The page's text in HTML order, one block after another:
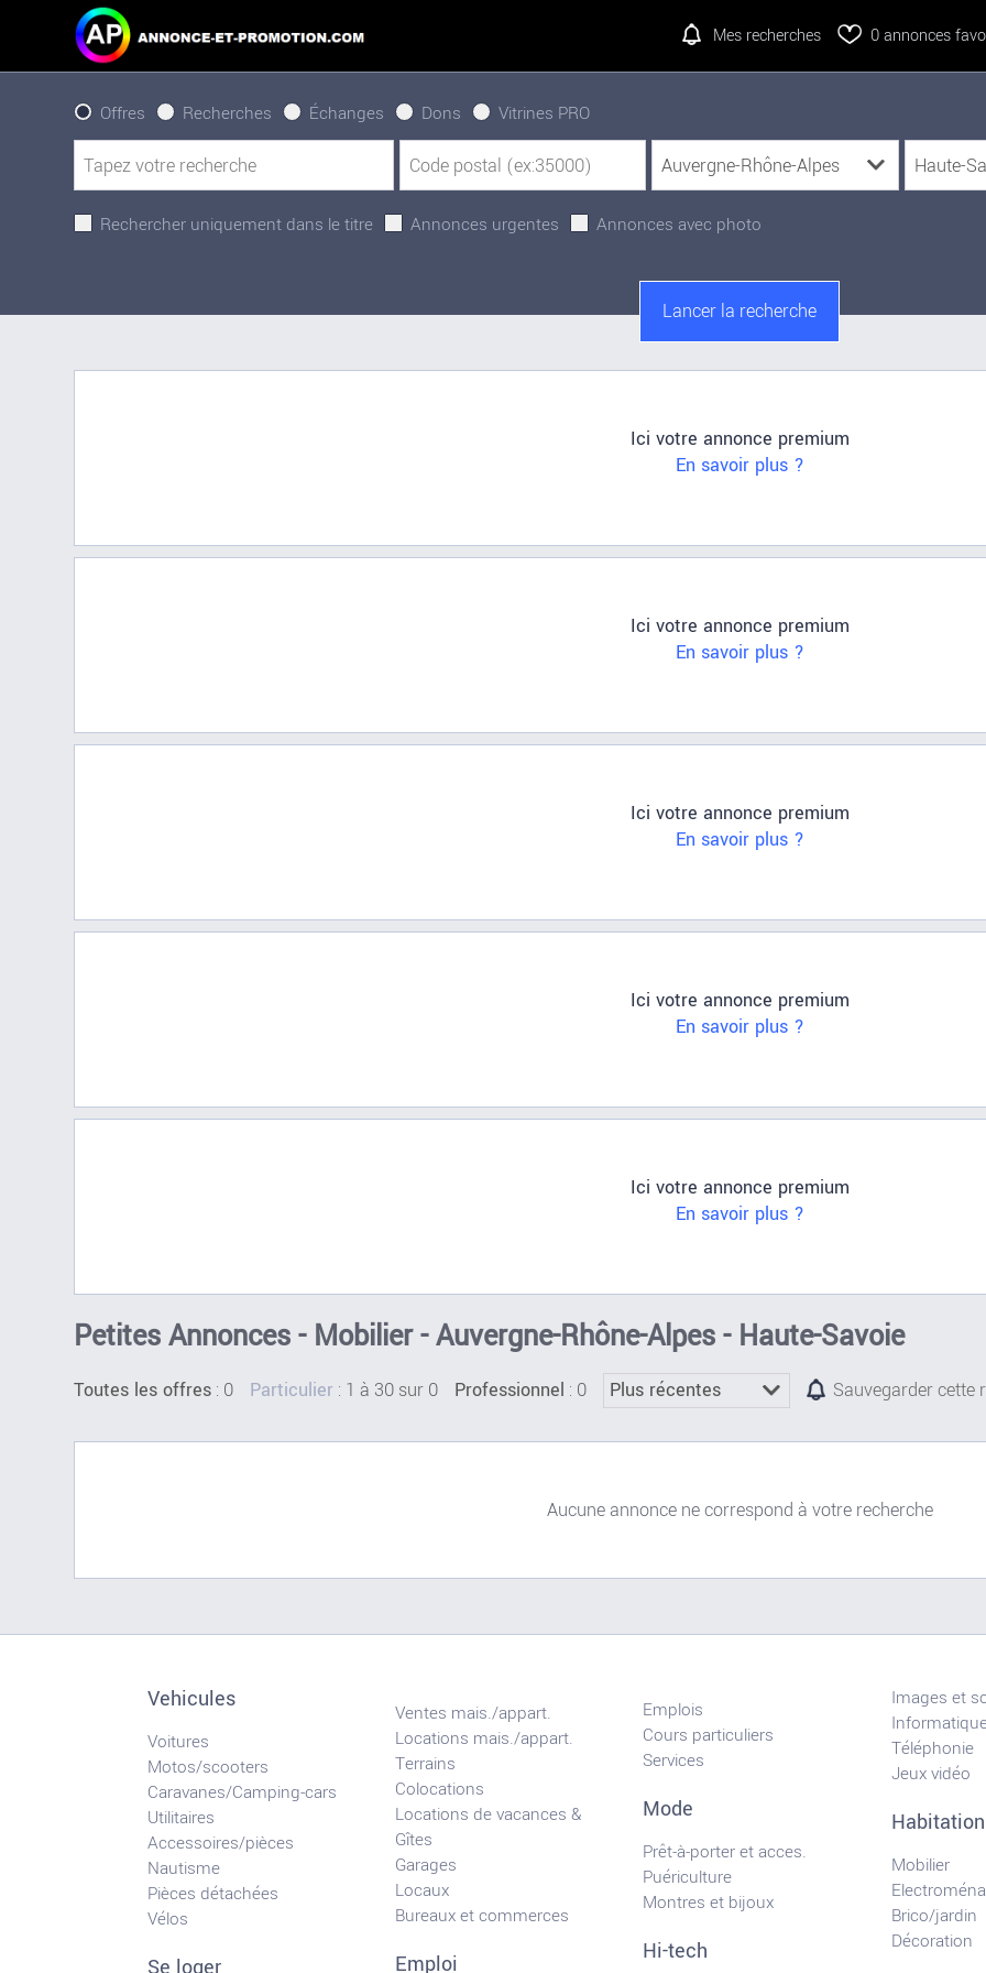
Mes recherches 0annonces
Offres Recherches Échanges Dons Vitrines PRO
Rechercher uniquement dans le titre Annonces urgentes Annonces avec photo
Ici votre annonce premium
En savoir plus ?
Ici votre annonce premium
En savoir plus ?
Ici votre annonce premium
En savoir plus ?
Ici votre annonce premium
En savoir plus ?
Ici votre annonce premium
En savoir plus ?
Petites Annonces - Mobilier - Auvergne-Rhône-Alpes - Haute-Savoie
Toutes les offres : 0 Particulier : 1 à 30 sur 0 Professionnel : 0 Sauvegarder cette
Aucune annonce ne correspond à votre recherche
Vehicules
Voitures
Motos/scooters
Caravanes/Camping-cars
Utilitaires
Accessoires/pièces
Nautisme
Pièces détachées
Vélos
Ventes mais./appart.
Locations mais./appart.
Terrains
Colocations
Locations de vacances &
Gîtes
Garages
Locaux
Bureaux et commerces
Emploi
Emplois
Cours particuliers
Services
Mode
Prêt-à-porter et acces.
Puériculture
Montres et bijoux
Hi-tech
Images et
Téléphonie
Jeux vidéo
Habitation
Mobilier
Brico/jardin
Décoration